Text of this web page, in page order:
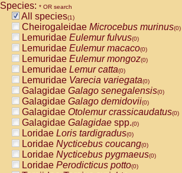
CebidaeCebus capucinus
CebidaeCebus nigrivittatus
CebidaeCebus spp.(0)
CebidaeSaimiri boliviensis(0)
CebidaeSaimiri sciureus(0)
AtelidaeAlouatta caraya(0)
AtelidaeAlouatta fusca(0)
AtelidaeAlouatta seniculus(0)
AtelidaeAlouattaspp.(0)
AtelidaeAteles belzebuth(0)
AtelidaeAteles geoffroyi(0)
AtelidaeAteles paniscus(0)
AtelidaeAtelesspp.(0)
AtelidaeLagothrix lagothricha(0)
AtelidaeLagothrix lagothricha cana
PitheciidaeCacajao calvus
Species: * OR search
All species(1)
Cheirogaleidae Microcebus murinus(0)
Lemuridae Eulemur fulvus(0)
Lemuridae Eulemur macaco(0)
Lemuridae Eulemur mongoz(0)
Lemuridae Lemur catta(0)
Lemuridae Varecia variegata(0)
Galagidae Galago senegalensis(0)
Galagidae Galago demidovii(0)
Galagidae Otolemur crassicaudatus(0)
Galagidae Galagidae spp.(0)
Loridae Loris tardigradus(0)
Loridae Nycticebus coucang(0)
Loridae Nycticebus pygmaeus(0)
Loridae Perodicticus potto(0)